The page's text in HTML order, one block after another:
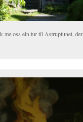
me oss ein tur til Astruptunet,